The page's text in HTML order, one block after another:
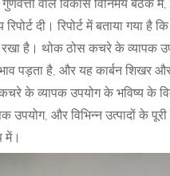
वाले विकास विनिमय बैठक
दी। रिपोर्ट में बताया गया
है। थोक ठोस कचरे के व्यापक
पड़ता है, और यह कार्बन शिखर
के व्यापक उपयोग के भविष्य के
उपयोग, और विभिन्न उत्पादों के
में।